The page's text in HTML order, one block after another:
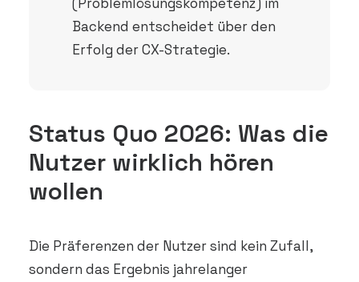
Backend entscheidet über den
Erfolg der CX-Strategie.
Status Quo 2026: Was die
Nutzer wirklich hören
wollen
Die Präferenzen der Nutzer sind kein Zufall,
sondern das Ergebnis jahrelanger